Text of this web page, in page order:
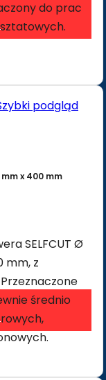
do prac
podgląd
mm x 400 mm
SELFCUT Ø
mm, z
średnio